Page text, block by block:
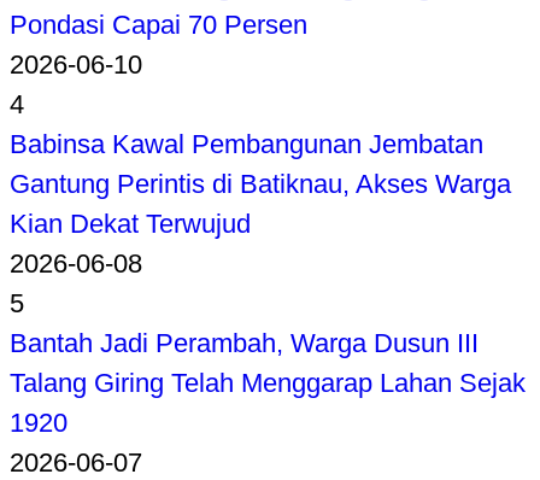
Pondasi Capai 70 Persen
2026-06-10
4
Babinsa Kawal Pembangunan Jembatan
Gantung Perintis di Batiknau, Akses Warga
Kian Dekat Terwujud
2026-06-08
5
Bantah Jadi Perambah, Warga Dusun III
Talang Giring Telah Menggarap Lahan Sejak
1920
2026-06-07